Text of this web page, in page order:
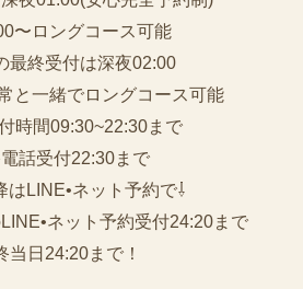
〜ロングコース可能
最終受付は深夜02:00
と一緒でロングコース可能
時間09:30~22:30まで
話受付22:30まで
はLINE•ネット予約で⇩
ネット予約受付24:20まで
当日24:20まで！